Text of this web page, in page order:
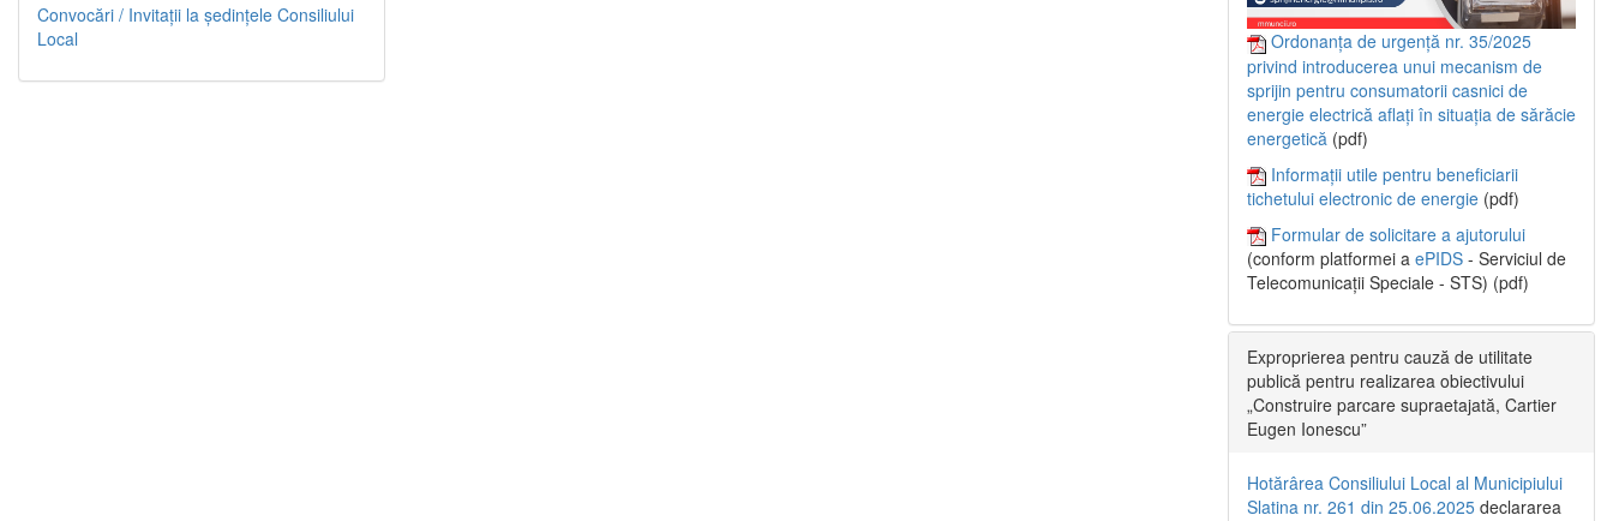
Convocări / Invitaţii la şedinţele Consiliului
Local
Ordonanța de urgență nr. 35/2025
privind introducerea unui mecanism de
sprijin pentru consumatorii casnici de
energie electrică aflați în situația de sărăcie
energetică (pdf)
Informații utile pentru beneficiarii
tichetului electronic de energie (pdf)
Formular de solicitare a ajutorului
(conform platformei a ePIDS - Serviciul de
Telecomunicații Speciale - STS) (pdf)
Exproprierea pentru cauză de utilitate
publică pentru realizarea obiectivului
„Construire parcare supraetajată, Cartier
Eugen Ionescu”
Hotărârea Consiliului Local al Municipiului
Slatina nr. 261 din 25.06.2025 declararea